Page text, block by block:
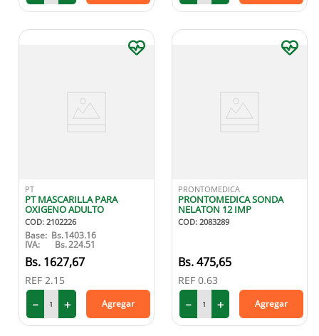
PT
PT MASCARILLA PARA
OXIGENO ADULTO
COD: 2102226
Base: Bs.1403.16
IVA: Bs.224.51
1627,67
REF 2.15
＋
－ Agregar
PRONTOMEDICA
PRONTOMEDICA SONDA
NELATON 12 IMP
COD: 2083289
475,65
REF 0.63
＋
－ Agregar